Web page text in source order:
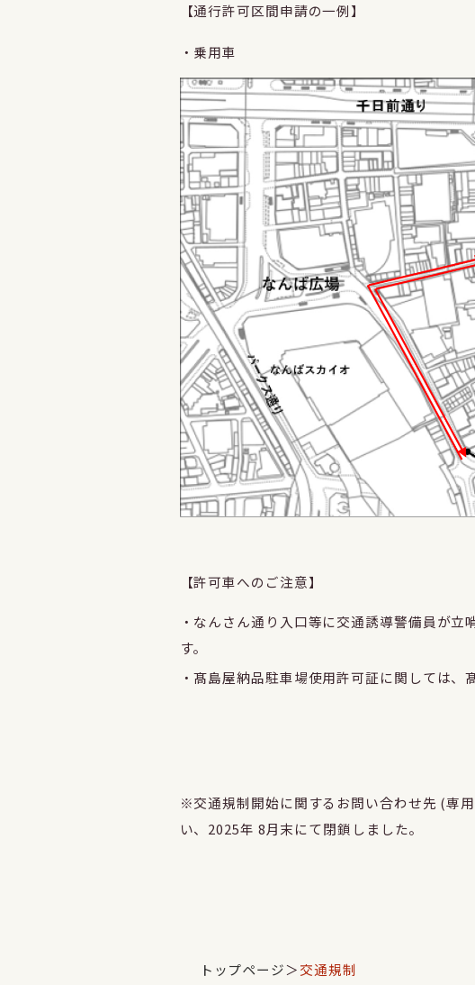
【通行許可区間申請の一例】
・乗用車
【許可車へのご注意】
・なんさん通り入口等に交通誘導警備員が
す。
・髙島屋納品駐車場使用許可証に関しては、
※交通規制開始に関するお問い合わせ先 (専
い、2025年 8月末にて閉鎖しました。
トップページ＞交通規制